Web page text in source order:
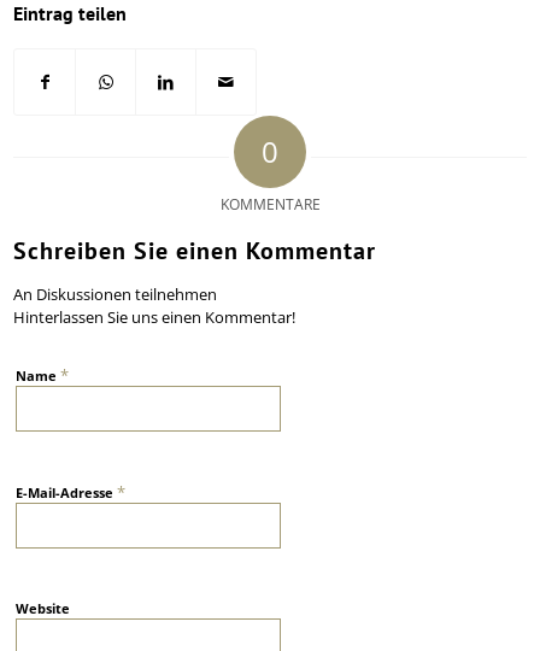
Eintrag teilen
0
KOMMENTARE
Schreiben Sie einen Kommentar
An Diskussionen teilnehmen
Hinterlassen Sie uns einen Kommentar!
Name*
E-Mail-Adresse*
Website